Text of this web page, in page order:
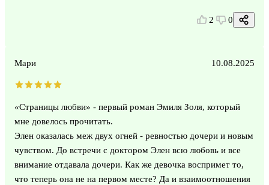
2 0
Мари 10.08.2025
«Страницы любви» - первый роман Эмиля Золя, который
мне довелось прочитать.
Элен оказалась меж двух огней - ревностью дочери и новым
чувством. До встречи с доктором Элен всю любовь и все
внимание отдавала дочери. Как же девочка воспримет то,
что теперь она не на первом месте? Да и взаимоотношения